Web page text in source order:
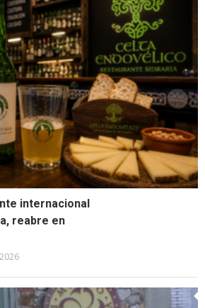
internacional
reabre en